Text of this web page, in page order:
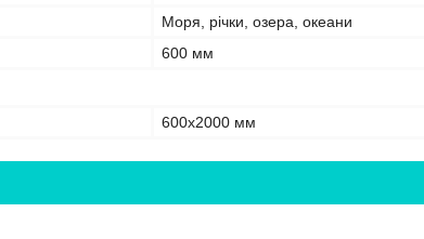
Моря, річки, озера, океани
600 мм
600х2000 мм